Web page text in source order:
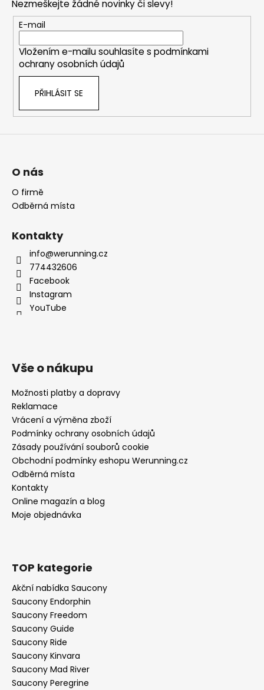
Nezmeškejte žádné novinky či slevy!
E-mail
Vložením e-mailu souhlasíte s podmínkami
ochrany osobních údajů
PŘIHLÁSIT SE
O nás
O firmě
Odběrná místa
Kontakty
info@werunning.cz
774432606
Facebook
Instagram
YouTube
Vše o nákupu
Možnosti platby a dopravy
Reklamace
Vrácení a výměna zboží
Podmínky ochrany osobních údajů
Zásady používání souborů cookie
Obchodní podmínky eshopu Werunning.cz
Odběrná místa
Kontakty
Online magazín a blog
Moje objednávka
TOP kategorie
Akční nabídka Saucony
Saucony Endorphin
Saucony Freedom
Saucony Guide
Saucony Ride
Saucony Kinvara
Saucony Mad River
Saucony Peregrine